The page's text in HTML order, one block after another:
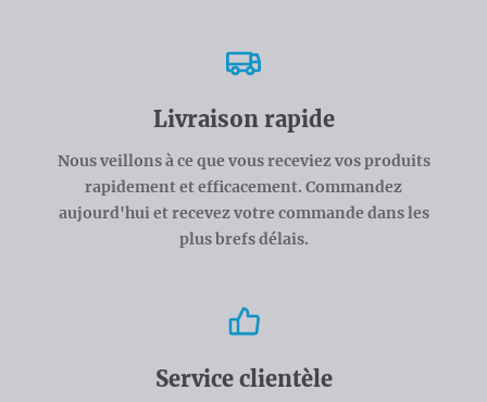
Livraison rapide
Nous veillons à ce que vous receviez vos produits
rapidement et efficacement. Commandez
aujourd'hui et recevez votre commande dans les
plus brefs délais.
Service clientèle